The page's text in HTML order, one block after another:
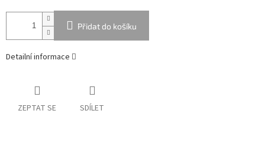
Přidat do košíku
Detailní informace
ZEPTAT SE SDÍLET